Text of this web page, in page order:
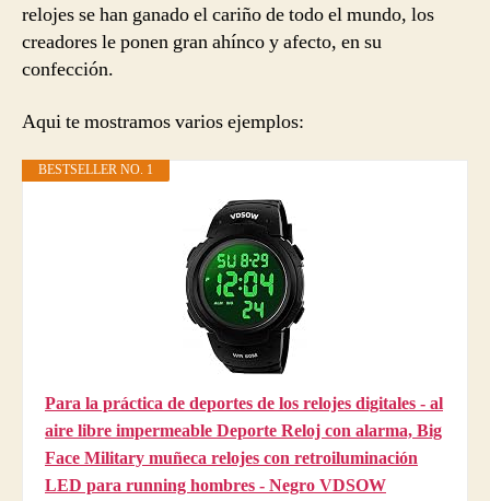
relojes se han ganado el cariño de todo el mundo, los
creadores le ponen gran ahínco y afecto, en su
confección.
Aqui te mostramos varios ejemplos:
BESTSELLER NO. 1
Para la práctica de deportes de los relojes digitales - al
aire libre impermeable Deporte Reloj con alarma, Big
Face Military muñeca relojes con retroiluminación
LED para running hombres - Negro VDSOW